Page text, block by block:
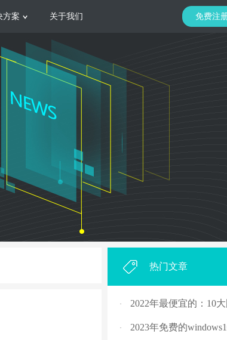
服务器托管
电信机柜租用 香港机柜租用
方案
储、高效自动转码切片技术
发等功能，加速视频播放
据营销
采集、分析、应用海量营销
20%的人工成本，做到精准
关于我们
持
免费注
热门文章
· 2022年最便宜的：10
· 2023年免费的